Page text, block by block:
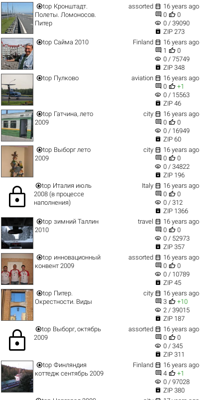
top Кронштадт.
Полеты. Ломоносов.
Питер
assorted  16 years ago
 0  0
visibility 0 / 39090
 ZIP 273
top Сайма 2010 Finland  16 years ago
 1  0
visibility 0 / 75749
 ZIP 348
top Пулково aviation  16 years ago
 0  +1
visibility 0 / 15563
 ZIP 46
top Гатчина, лето
2009
city  16 years ago
 0  0
visibility 0 / 16949
 ZIP 60
top Выборг лето
2009
city  16 years ago
 0  0
visibility 0 / 34822
 ZIP 196
lock top Италия июль
2008 (в процессе
наполнения)
Italy  16 years ago
 0  0
visibility 0 / 312
 ZIP 1366
top зимний Таллин
2010
travel  16 years ago
 0  0
visibility 0 / 52973
 ZIP 357
top инновационный
конвент 2009
assorted  16 years ago
 0  0
visibility 0 / 10789
 ZIP 45
top Питер.
Окрестности. Виды
city  16 years ago
 3  +10
visibility 2 / 39015
 ZIP 187
lock top Выборг, октябрь
2009
assorted  16 years ago
 0  0
visibility 0 / 345
 ZIP 311
top Финляндия
коттедж сентябрь 2009
Finland  16 years ago
 4  +1
visibility 0 / 97028
 ZIP 380